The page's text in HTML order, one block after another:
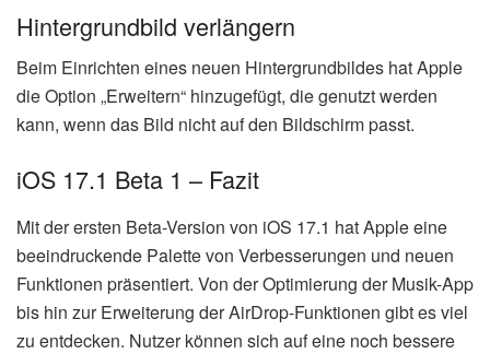
Hintergrundbild verlängern
Beim Einrichten eines neuen Hintergrundbildes hat Apple
die Option „Erweitern“ hinzugefügt, die genutzt werden
kann, wenn das Bild nicht auf den Bildschirm passt.
iOS 17.1 Beta 1 – Fazit
Mit der ersten Beta-Version von iOS 17.1 hat Apple eine
beeindruckende Palette von Verbesserungen und neuen
Funktionen präsentiert. Von der Optimierung der Musik-App
bis hin zur Erweiterung der AirDrop-Funktionen gibt es viel
zu entdecken. Nutzer können sich auf eine noch bessere